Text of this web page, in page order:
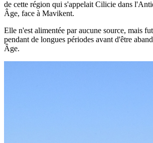
de cette région qui s'appelait Cilicie dans
Âge, face à Mavikent.
Elle n'est alimentée par aucune source, mais
pendant de longues périodes avant d'être
Âge.